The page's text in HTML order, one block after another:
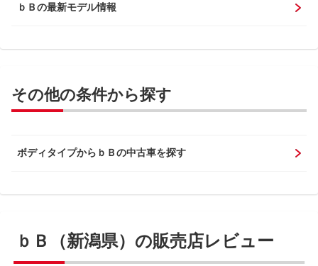
ｂＢの最新モデル情報
その他の条件から探す
ボディタイプからｂＢの中古車を探す
ｂＢ（新潟県）の販売店レビュー